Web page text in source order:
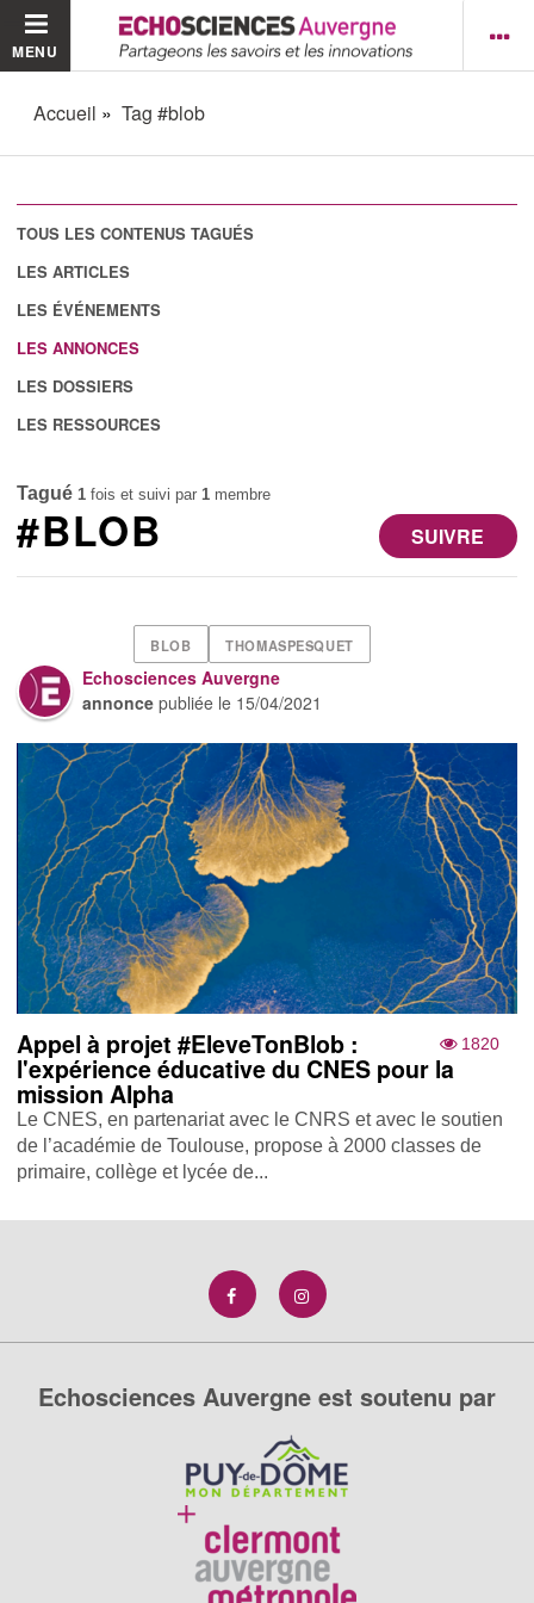
MENU
Accueil Tag #blob
TOUS LES CONTENUS TAGUÉS
LES ARTICLES
LES ÉVÉNEMENTS
LES ANNONCES
LES DOSSIERS
LES RESSOURCES
Tagué 1 fois et suivi par 1 membre
SUIVRE
#BLOB
BLOB THOMASPESQUET
Echosciences Auvergne
annonce publiée le 15/04/2021
1820
Appel à projet #EleveTonBlob :
l'expérience éducative du CNES pour la
mission Alpha
Le CNES, en partenariat avec le CNRS et avec le soutien
de l’académie de Toulouse, propose à 2000 classes de
primaire, collège et lycée de...
Echosciences Auvergne est soutenu par